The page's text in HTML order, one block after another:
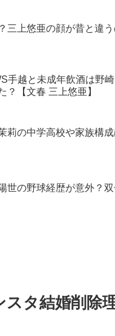
三上悠亜の顔が昔と違
手越と未成年飲酒は野
？【文春 三上悠亜】
莉の中学高校や家族構
世の野球経歴が意外？
スタ結婚削除